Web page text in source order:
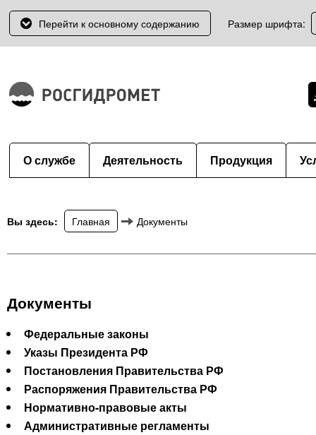
Перейти к основному содержанию Размер шрифта:
О службе Деятельность Продукция
Вы здесь: Главная Документы
Документы
Федеральные законы
Указы Президента РФ
Постановления Правительства РФ
Распоряжения Правительства РФ
Нормативно-правовые акты
Административные регламенты